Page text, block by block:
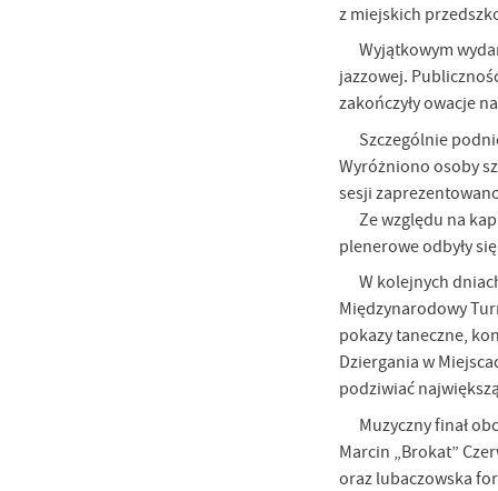
z miejskich
Wyjątkowym
jazzowej.
zakończyły owacje
Szczególnie
Wyróżniono osoby
sesji
Ze względu na
plenerowe odbyły
W kolejnych
Międzynarodowy
pokazy taneczne,
Dziergania w
podziwiać
Muzyczny finał
Marcin „Brokat”
oraz lubaczowska